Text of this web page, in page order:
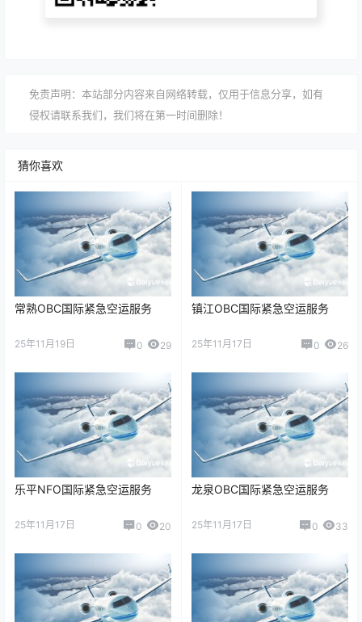
免责声明：本站部分内容来自网络转载，仅用于信息分享，如有
侵权请联系我们，我们将在第一时间删除！
猜你喜欢
常熟OBC国际紧急空运服务
25年11月19日 0 29
镇江OBC国际紧急空运服务
25年11月17日 0 26
乐平NFO国际紧急空运服务
25年11月17日 0 20
龙泉OBC国际紧急空运服务
25年11月17日 0 33